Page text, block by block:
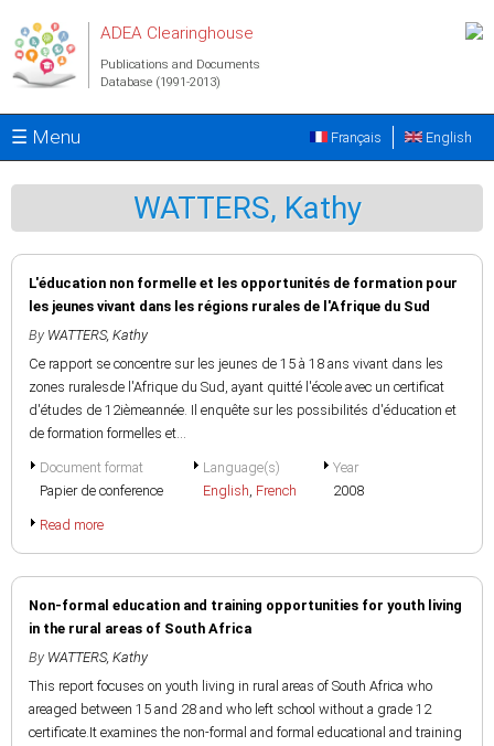
ADEA Clearinghouse
Publications and Documents
Database (1991-2013)
☰ Menu English
Français
WATTERS, Kathy
L'éducation non formelle et les opportunités de formation pour
les jeunes vivant dans les régions rurales de l'Afrique du Sud
By WATTERS, Kathy
Ce rapport se concentre sur les jeunes de 15 à 18 ans vivant dans les
zones ruralesde l'Afrique du Sud, ayant quitté l'école avec un certificat
d'études de 12ièmeannée. Il enquête sur les possibilités d'éducation et
de formation formelles et...
Document format
Papier de conference
Language(s)
English, French
Year
2008
Read more
Non-formal education and training opportunities for youth living
in the rural areas of South Africa
By WATTERS, Kathy
This report focuses on youth living in rural areas of South Africa who
areaged between 15 and 28 and who left school without a grade 12
certificate.It examines the non-formal and formal educational and training